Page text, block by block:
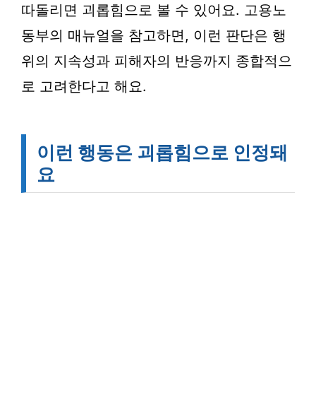
따돌리면 괴롭힘으로 볼 수 있어요. 고용노
동부의 매뉴얼을 참고하면, 이런 판단은 행
위의 지속성과 피해자의 반응까지 종합적으
로 고려한다고 해요.
이런 행동은 괴롭힘으로 인정돼
요